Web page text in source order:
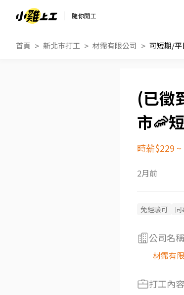
隨你開工
首頁 新北市打工 材霈有限公司
市🦐
時薪$229
2月前
免經驗可 同
公司名稱
材霈有
打工內容